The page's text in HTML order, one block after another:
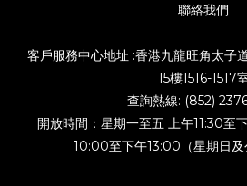
聯絡我們
客戶服務中心地址 :香港九龍旺角太子
15樓1516-1517
查詢熱線: (852)
開放時間：星期一至五 上午11:30至
10:00至下午13:00（星期日及